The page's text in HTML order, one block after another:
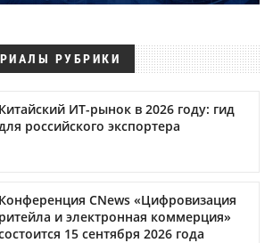
РУБРИКИ
Китайский ИТ-рынок в 2026 году: гид
российского экспортера
Конференция CNews «Цифровизация
ритейла и электронная коммерция»
15 сентября 2026 года